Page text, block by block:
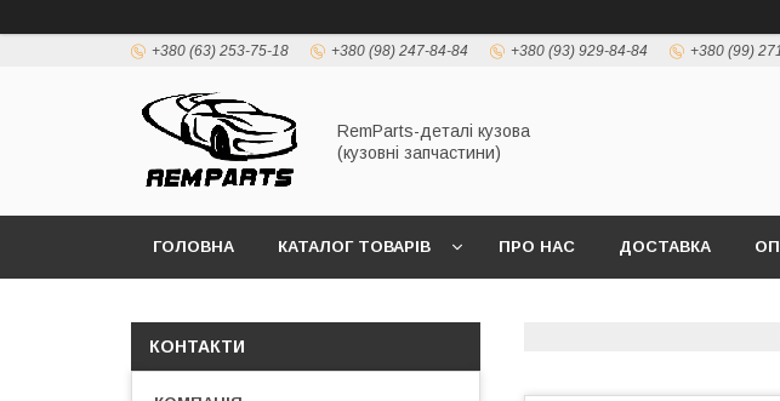
+380 (63) 253-75-18 +380 (98) 247-84-84 +380 (93) 929-84-84 +380 (99)
RemParts-деталі кузова
(кузовні запчастини)
ГОЛОВНА КАТАЛОГ ТОВАРІВ ПРО НАС ДОСТАВКА
КОНТАКТИ